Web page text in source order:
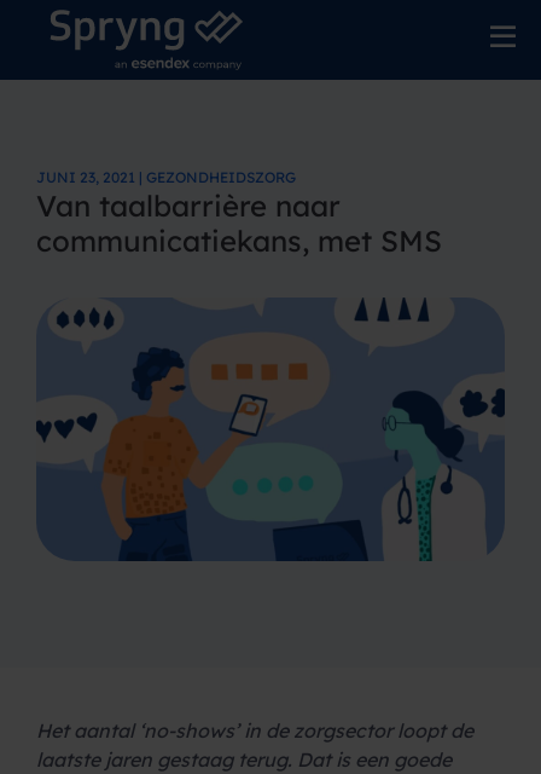
JUNI 23, 2021 | GEZONDHEIDSZORG
Van taalbarrière naar
communicatiekans, met SMS
Het aantal ‘no-shows’ in de zorgsector loopt de
laatste jaren gestaag terug. Dat is een goede